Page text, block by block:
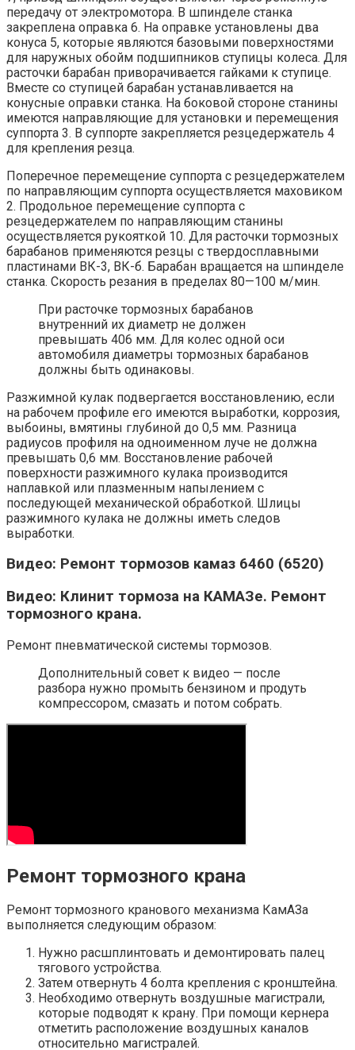
передачу от электромотора. В шпинделе станка
закреплена оправка 6. На оправке установлены два
конуса 5, которые являются базовыми поверхностями
для наружных обойм подшипников ступицы колеса. Для
расточки барабан приворачивается гайками к ступице.
Вместе со ступицей барабан устанавливается на
конусные оправки станка. На боковой стороне станины
имеются направляющие для установки и перемещения
суппорта 3. В суппорте закрепляется резцедержатель 4
для крепления резца.
Поперечное перемещение суппорта с резцедержателем
по направляющим суппорта осуществляется маховиком
2. Продольное перемещение суппорта с
резцедержателем по направляющим станины
осуществляется рукояткой 10. Для расточки тормозных
барабанов применяются резцы с твердосплавными
пластинами ВК-3, ВК-б. Барабан вращается на шпинделе
станка. Скорость резания в пределах 80—100 м/мин.
При расточке тормозных барабанов
внутренний их диаметр не должен
превышать 406 мм. Для колес одной оси
автомобиля диаметры тормозных барабанов
должны быть одинаковы.
Разжимной кулак подвергается восстановлению, если
на рабочем профиле его имеются выработки, коррозия,
выбоины, вмятины глубиной до 0,5 мм. Разница
радиусов профиля на одноименном луче не должна
превышать 0,6 мм. Восстановление рабочей
поверхности разжимного кулака производится
наплавкой или плазменным напылением с
последующей механической обработкой. Шлицы
разжимного кулака не должны иметь следов
выработки.
Видео: Ремонт тормозов камаз 6460 (6520)
Видео: Клинит тормоза на КАМАЗе. Ремонт
тормозного крана.
Ремонт пневматической системы тормозов.
Дополнительный совет к видео — после
разбора нужно промыть бензином и продуть
компрессором, смазать и потом собрать.
Ремонт тормозного крана
Ремонт тормозного кранового механизма КамАЗа
выполняется следующим образом:
Нужно расшплинтовать и демонтировать палец
тягового устройства.
Затем отвернуть 4 болта крепления с кронштейна.
Необходимо отвернуть воздушные магистрали,
которые подводят к крану. При помощи кернера
отметить расположение воздушных каналов
относительно магистралей.